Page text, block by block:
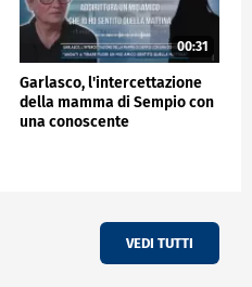
00:31
Garlasco, l'intercettazione
della mamma di Sempio con
una conoscente
VEDI TUTTI